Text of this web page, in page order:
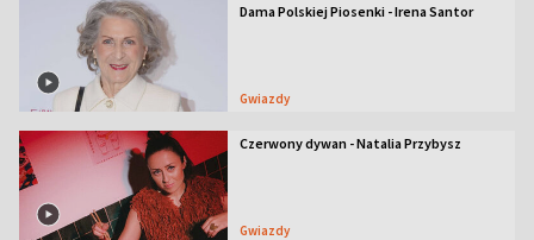
Dama Polskiej Piosenki - Irena Santor
Gwiazdy
Czerwony dywan - Natalia Przybysz
Gwiazdy